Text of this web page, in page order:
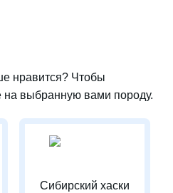
нравится? Чтобы
на выбранную вами породу.
Сибирский хаски